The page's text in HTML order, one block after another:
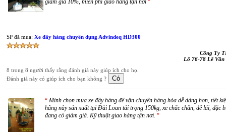
giảm giá 10%, miễn phí giao hàng tận nơi ”
SP đã mua: Xe đẩy hàng chuyên dụng Advindeq HD300
Công Ty
Lô 76-78 Lê
8 trong 8 người thấy rằng đánh giá này giúp ích cho họ.
Đánh giá này có giúp ích cho bạn không ?
“ Mình chọn mua xe đẩy hàng để vận chuyển hàng hóa dễ dàng hơn, tiết
hãng này sản xuất tại Đài Loan tải trọng 150kg, xe chắc chắn, dễ lái, đặc
đang có giảm giá. Kỹ thuật giao hàng tận nơi. ”